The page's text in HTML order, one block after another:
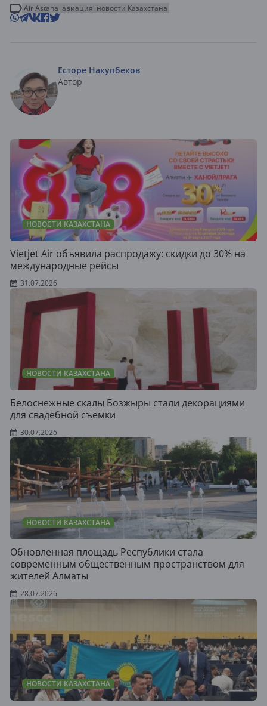
Air Astana авиация новости Казахстана
Есторе Накупбеков
Автор
НОВОСТИ КАЗАХСТАНА
Vietjet Air объявила распродажу: скидки до 30% на
международные рейсы
31.07.2026
НОВОСТИ КАЗАХСТАНА
Белоснежные скалы Бозжыры стали декорациями
для свадебной съемки
30.07.2026
НОВОСТИ КАЗАХСТАНА
Обновленная площадь Республики стала
современным общественным пространством для
жителей Алматы
28.07.2026
НОВОСТИ КАЗАХСТАНА